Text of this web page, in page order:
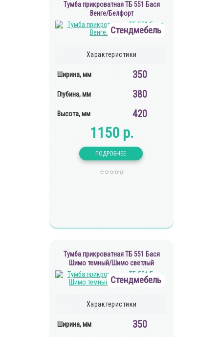
Тумба прикроватная ТБ 551 Бася
Венге/Белфорт
Стендмебель
Характеристики
Ширина, мм 350
Глубина, мм 380
Высота, мм 420
1150 р.
Тумба прикроватная ТБ 551 Бася
Шимо темный/Шимо светлый
Стендмебель
Характеристики
Ширина, мм 350